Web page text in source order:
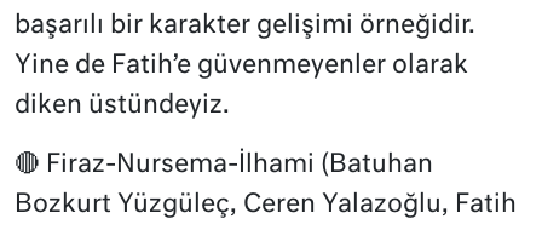
başarılı bir karakter gelişimi örneğidir.
Yine de Fatih’e güvenmeyenler olarak
diken üstündeyiz.
🔴 Firaz-Nursema-İlhami (Batuhan
Bozkurt Yüzgüleç, Ceren Yalazoğlu, Fatih